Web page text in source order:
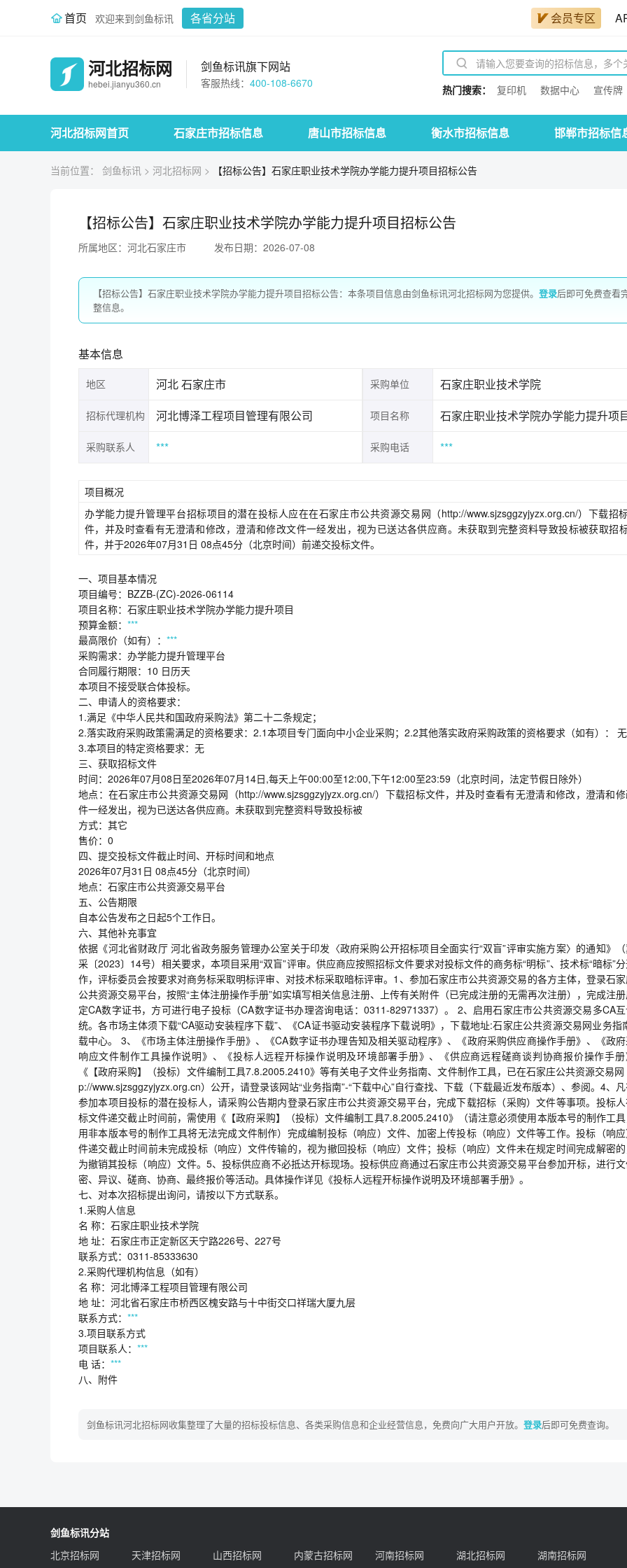
首页 欢迎来到剑鱼标讯 各省分站 会员专区
河北招标网
hebei.jianyu360.cn
剑鱼标讯旗下网站
客服热线： 400-108-6670 热门搜索： 复印机 数据中心 宣传牌
河北招标网首页 石家庄市招标信息 唐山市招标信息 衡水市招标信息 邯郸市招标信
当前位置： 剑鱼标讯 > 河北招标网 > 【招标公告】石家庄职业技术学院办学能力提升项目招标公告
【招标公告】石家庄职业技术学院办学能力提升项目招标公告
所属地区：河北石家庄市 发布日期：2026-07-08
【招标公告】石家庄职业技术学院办学能力提升项目招标公告：本条项目信息由剑鱼标讯河北招标网为您提供。 登录后即可免费查看
整信息。
基本信息
地区 河北 石家庄市 采购单位 石家庄职业技术学院
招标代理机构 河北博泽工程项目管理有限公司 项目名称 石家庄职业技术学院办学能力提升项
采购联系人 *** 采购电话 ***
项目概况
办学能力提升管理平台招标项目的潜在投标人应在在石家庄市公共资源交易网（http://www.sjzsggzyjyzx.org.cn/）下载招
件，并及时查看有无澄清和修改，澄清和修改文件一经发出，视为已送达各供应商。未获取到完整资料导致投标被获取招
件，并于2026年07月31日 08点45分（北京时间）前递交投标文件。
一、项目基本情况
项目编号：BZZB-(ZC)-2026-06114
项目名称：石家庄职业技术学院办学能力提升项目
预算金额： ***
最高限价（如有）： ***
采购需求：办学能力提升管理平台
合同履行期限：10 日历天
本项目不接受联合体投标。
二、申请人的资格要求：
1.满足《中华人民共和国政府采购法》第二十二条规定；
2.落实政府采购政策需满足的资格要求：2.1本项目专门面向中小企业采购；2.2其他落实政府采购政策的资格要求（如有）： 无
3.本项目的特定资格要求：无
三、获取招标文件
时间：2026年07月08日至2026年07月14日,每天上午00:00至12:00,下午12:00至23:59（北京时间，法定节假日除外）
地点：在石家庄市公共资源交易网（http://www.sjzsggzyjyzx.org.cn/）下载招标文件，并及时查看有无澄清和修改，澄清和
件一经发出，视为已送达各供应商。未获取到完整资料导致投标被
方式：其它
售价：0
四、提交投标文件截止时间、开标时间和地点
2026年07月31日 08点45分（北京时间）
地点：石家庄市公共资源交易平台
五、公告期限
自本公告发布之日起5个工作日。
六、其他补充事宜
依据《河北省财政厅 河北省政务服务管理办公室关于印发〈政府采购公开招标项目全面实行“双盲”评审实施方案〉的通知》
采〔2023〕14号）相关要求，本项目采用“双盲”评审。供应商应按照招标文件要求对投标文件的商务标“明标”、技术标“暗标”
作，评标委员会按要求对商务标采取明标评审、对技术标采取暗标评审。1、参加石家庄市公共资源交易的各方主体，登录石
公共资源交易平台，按照“主体注册操作手册”如实填写相关信息注册、上传有关附件（已完成注册的无需再次注册），完成注
定CA数字证书，方可进行电子投标（CA数字证书办理咨询电话：0311-82971337）。 2、启用石家庄市公共资源交易多CA
统。各市场主体须下载“CA驱动安装程序下载”、《CA证书驱动安装程序下载说明》，下载地址:石家庄公共资源交易网业务指
载中心。 3、《市场主体注册操作手册》、《CA数字证书办理告知及相关驱动程序》、《政府采购供应商操作手册》、《政
响应文件制作工具操作说明》、《投标人远程开标操作说明及环境部署手册》、《供应商远程磋商谈判协商报价操作手册
《【政府采购】（投标）文件编制工具7.8.2005.2410》等有关电子文件业务指南、文件制作工具，已在石家庄公共资源交易
p://www.sjzsggzyjyzx.org.cn）公开，请登录该网站“业务指南”-“下载中心”自行查找、下载（下载最近发布版本）、参阅。4、
参加本项目投标的潜在投标人，请采购公告期内登录石家庄市公共资源交易平台，完成下载招标（采购）文件等事项。投标
标文件递交截止时间前，需使用《【政府采购】（投标）文件编制工具7.8.2005.2410》（请注意必须使用本版本号的制作工
用非本版本号的制作工具将无法完成文件制作）完成编制投标（响应）文件、加密上传投标（响应）文件等工作。投标（响
件递交截止时间前未完成投标（响应）文件传输的，视为撤回投标（响应）文件；投标（响应）文件未在规定时间完成解密
为撤销其投标（响应）文件。5、投标供应商不必抵达开标现场。投标供应商通过石家庄市公共资源交易平台参加开标，进行
密、异议、磋商、协商、最终报价等活动。具体操作详见《投标人远程开标操作说明及环境部署手册》。
七、对本次招标提出询问，请按以下方式联系。
1.采购人信息
名 称：石家庄职业技术学院
地 址：石家庄市正定新区天宁路226号、227号
联系方式：0311-85333630
2.采购代理机构信息（如有）
名 称：河北博泽工程项目管理有限公司
地 址：河北省石家庄市桥西区槐安路与十中街交口祥瑞大厦九层
联系方式： ***
3.项目联系方式
项目联系人： ***
电 话： ***
八、附件
剑鱼标讯河北招标网收集整理了大量的招标投标信息、各类采购信息和企业经营信息，免费向广大用户开放。 登录后即可免费查询。
剑鱼标讯分站
北京招标网
天津招标网 山西招标网 内蒙古招标网 河南招标网 湖北招标网 湖南招标网